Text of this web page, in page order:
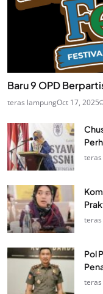
Baru 9 OPD
teras lampungOct 17, 2025
Pol